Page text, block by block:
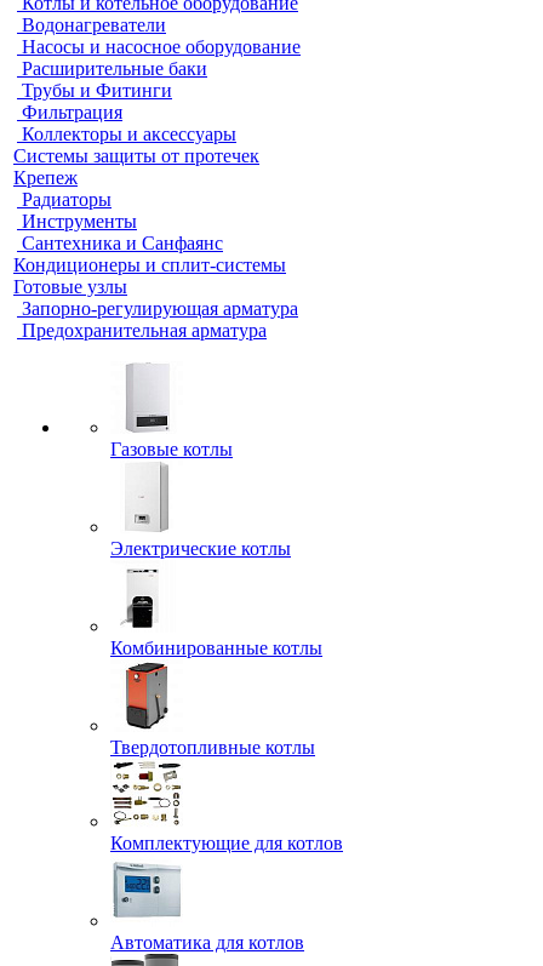
Водонагреватели
Насосы и насосное оборудование
Расширительные баки
Трубы и Фитинги
Фильтрация
Коллекторы и аксессуары
Системы защиты от протечек
Крепеж
Радиаторы
Инструменты
Сантехника и Санфаянс
Кондиционеры и сплит-системы
Готовые узлы
Запорно-регулирующая арматура
Предохранительная арматура
Газовые котлы
Электрические котлы
Комбинированные котлы
Твердотопливные котлы
Комплектующие для котлов
Автоматика для котлов